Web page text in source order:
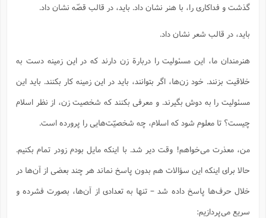
گذشت و فداکاری را، با هنر نشان داد. باید، در قالب قصّه نشان داد.
باید، در قالب شعر نشان داد.
هنرمندان ما، این مسئولیت را دربارة زن دارند که در این زمینه دست به
خلاقیت بزنند. خود زن‌ها، اگر بتوانند، باید در این زمینه کار بکنند. باید این
مسئولیت را به دوش بگیرند. و معرفی بکنند که شخصیت زن، از نظر اسلام
چیست؟ تا معلوم شود که اسلام، چه شخصیّت‌هایی را پرورده است.
من، معذرت می‌خواهم! وقت دیر شد. با اینکه مایل بودم زودر تمام بکنیم.
حالا برای اینکه این سؤالات هم بدون پاسخ نماند هر چند بعضی از آن‌ها در
خلال حرف‌ها پاسخ داده شد – تنها به تعدادی از آن‌ها، بصورت فشرده و
سریع می‌پردازیم: